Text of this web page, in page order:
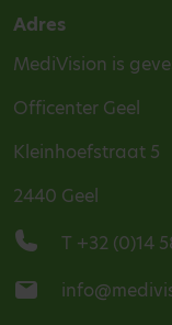
Adres
MediVision is
Officenter Geel
Kleinhoefstraat 5
2440 Geel
T +32 (0)14